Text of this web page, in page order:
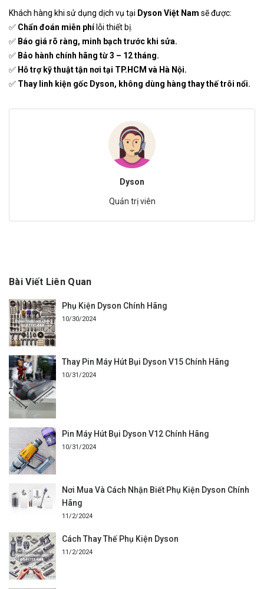
Khách hàng khi sử dụng dịch vụ tại Dyson Việt Nam sẽ được:
✅ Chẩn đoán miễn phílỗi thiết bị.
✅ Báo giá rõ ràng, minh bạch trước khi sửa.
✅ Bảo hành chính hãng từ 3 – 12 tháng.
✅ Hỗ trợ kỹ thuật tận nơi tại TP.HCM và Hà Nội.
✅ Thay linh kiện gốc Dyson, không dùng hàng thay thế trôi nổi.
Dyson
Quản trị viên
Bài Viết Liên Quan
Phụ Kiện Dyson Chính Hãng
10/30/2024
Thay Pin Máy Hút Bụi Dyson V15 Chính Hãng
10/31/2024
Pin Máy Hút Bụi Dyson V12 Chính Hãng
10/31/2024
Nơi Mua Và Cách Nhận Biết Phụ Kiện Dyson Chính
Hãng
11/2/2024
Cách Thay Thế Phụ Kiện Dyson
11/2/2024